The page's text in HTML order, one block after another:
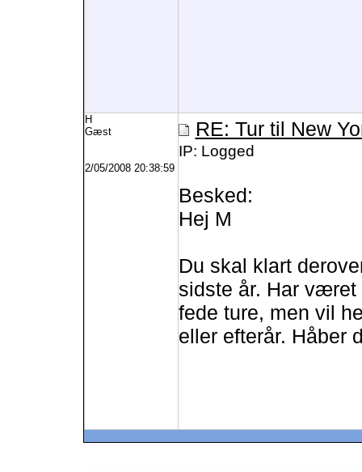
H
Gæst
2/05/2008 20:38:59
RE: Tur til New
IP: Logged
Besked:
Hej M
Du skal klart
sidste år. Har været
fede ture, men vil
eller efterår. Håber